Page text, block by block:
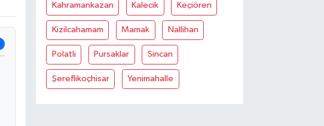
Kahramankazan Kalecik Keçiören
Kizilcahamam Mamak Nallihan
Polatli Pursaklar Sincan
Şereflikoçhisar Yenimahalle